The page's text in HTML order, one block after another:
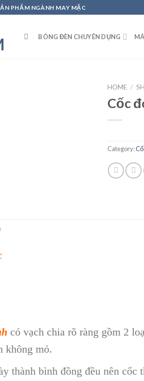
PHẨM NGÀNH MAY MẶC
BÓNG ĐÈN CHUYÊN DỤNG
HOME /
Cốc
Category:
có vạch chia rõ ràng gồm 2
không mỏ.
thành bình đồng đều nên cốc